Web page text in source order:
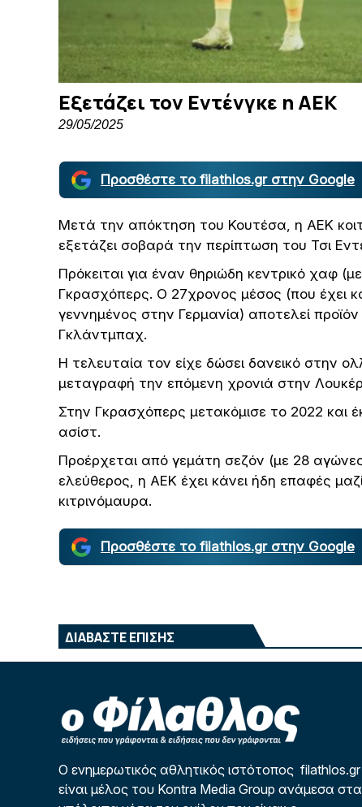
Εξετάζει τον Εντένγκε η ΑΕΚ
29/05/2025
Προσθέστε το filathlos.gr στην Google
Μετά την απόκτηση του Κουτέσα, η ΑΕΚ
εξετάζει σοβαρά την περίπτωση του Τσι
Πρόκειται για έναν θηριώδη κεντρικό χαφ
Γκρασχόπερς. Ο 27χρονος μέσος (που έχει
γεννημένος στην Γερμανία) αποτελεί
Γκλάντμπαχ.
Η τελευταία τον είχε δώσει δανεικό στην
μεταγραφή την επόμενη χρονιά στην
Στην Γκρασχόπερς μετακόμισε το 2022 και
ασίστ.
Προέρχεται από γεμάτη σεζόν (με 28
ελεύθερος, η ΑΕΚ έχει κάνει ήδη επαφές
κιτρινόμαυρα.
Προσθέστε το filathlos.gr στην Google
ΔΙΑΒΑΣΤΕ ΕΠΙΣΗΣ
Ο ενημερωτικός αθλητικός ιστότοπος filathlos.gr
είναι μέλος του Kontra Media Group ανάμεσα στα